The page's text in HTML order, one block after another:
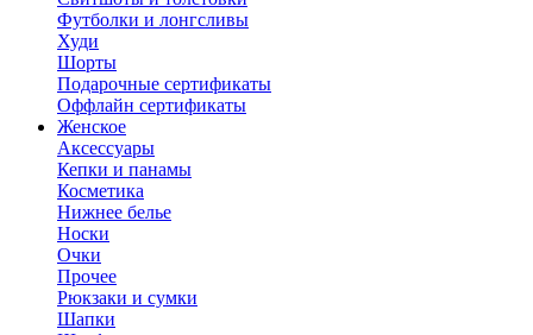
Футболки и лонгсливы
Худи
Шорты
Подарочные сертификаты
Оффлайн сертификаты
Женское
Аксессуары
Кепки и панамы
Косметика
Нижнее белье
Носки
Очки
Прочее
Рюкзаки и сумки
Шапки